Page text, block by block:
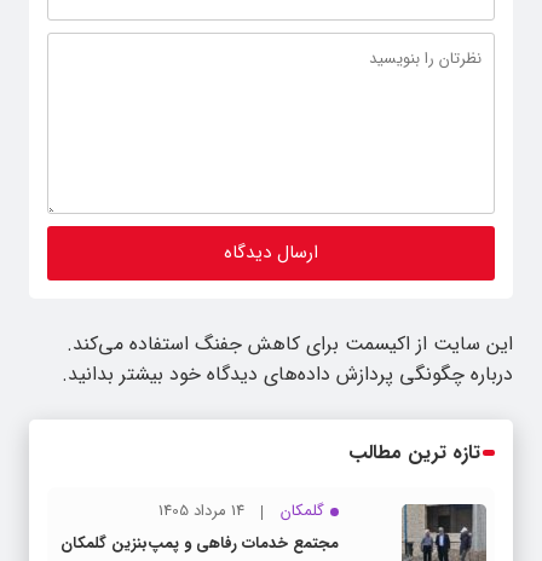
این سایت از اکیسمت برای کاهش جفنگ استفاده می‌کند.
درباره چگونگی پردازش داده‌های دیدگاه خود بیشتر بدانید.
تازه ترین مطالب
گلمکان
14 مرداد 1405
مجتمع خدمات رفاهی و پمپ‌بنزین گلمکان